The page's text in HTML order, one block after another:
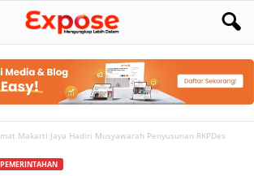
Makarti Jaya Hadiri Musyawarah Penyusunan RKPDes
PEMERINTAHAN